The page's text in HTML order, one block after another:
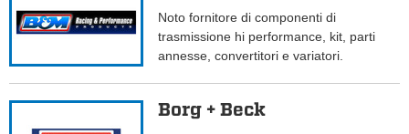
Noto fornitore di componenti di
trasmissione hi performance, kit, parti
annesse, convertitori e variatori.
Borg + Beck